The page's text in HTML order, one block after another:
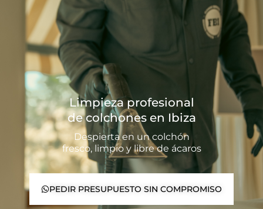
Limpieza profesional
de colchones en Ibiza
Despierta en un colchón
fresco, limpio y libre de ácaros
PEDIR PRESUPUESTO SIN COMPROMISO